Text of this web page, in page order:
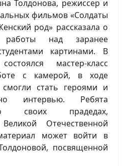
Толдонова, режиссер и
фильмов «Солдаты
род» рассказала о
работы над заранее
картинами. В
мастер-класс
с камерой, в ходе
смогли стать героями и
интервью. Ребята
своих прадедах,
Отечественной
может войти в
посвященной